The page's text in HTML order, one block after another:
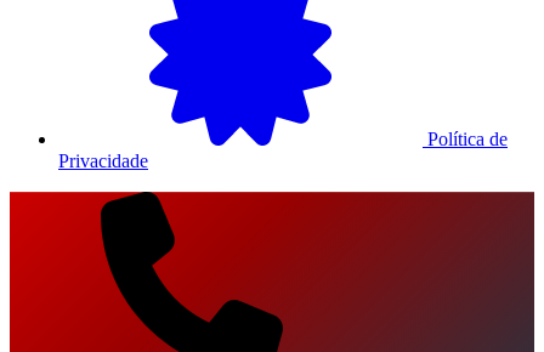
Política de
Privacidade